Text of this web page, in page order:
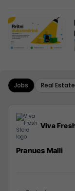
Jobs Real Estate
Viva
Pranues Malli